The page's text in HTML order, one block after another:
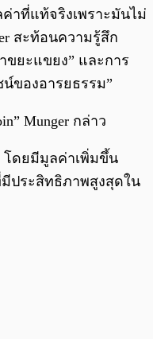
าที่แท้จริงเพราะมันไม่
สะท้อนความรู้สึก
ขยะแขยง” และการ
ของอารยธรรม”
Munger กล่าว
โดยมีมูลค่าเพิ่มขึ้น
ประสิทธิภาพสูงสุดใน